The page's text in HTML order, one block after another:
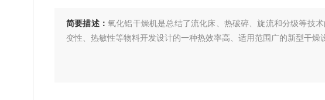
简要描述： 氧化铝干燥机是总结了流化床、热破碎、旋流和分级等技
变性、热敏性等物料开发设计的一种热效率高、适用范围广的新型干燥